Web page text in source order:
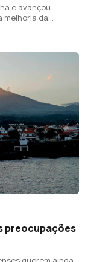
e avançou
melhoria da
preocupações